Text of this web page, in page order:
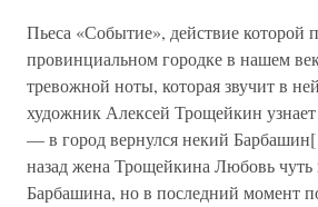
Пьеса «Событие», действие которой
провинциальном городке в нашем
тревожной ноты, которая звучит в
художник Алексей Трощейкин
— в город вернулся некий
назад жена Трощейкина Любовь
Барбашина, но в последний момент